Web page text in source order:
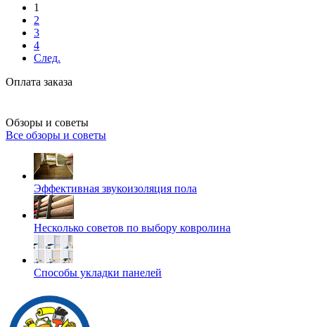
1
2
3
4
След.
Оплата заказа
Обзоры и советы
Все обзоры и советы
Эффективная звукоизоляция пола
Несколько советов по выбору ковролина
Способы укладки панелей